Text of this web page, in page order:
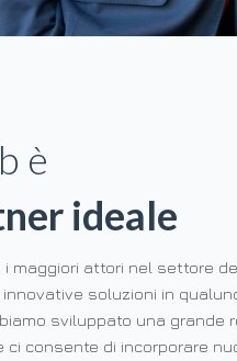
è
ideale
i maggiori attori nel settore
soluzioni in
sviluppato una grande
ci consente di incorporare